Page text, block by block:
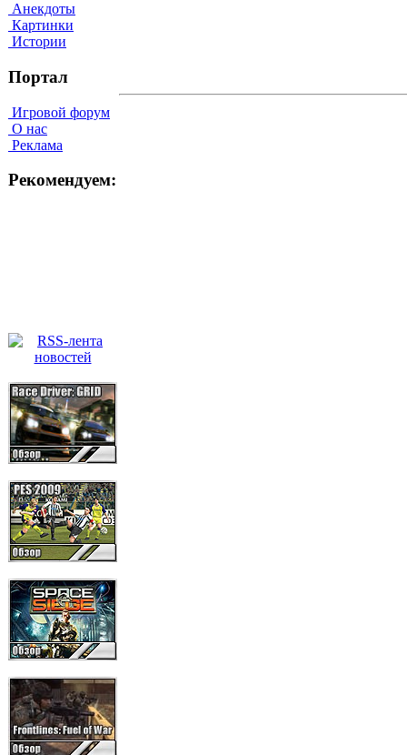
Анекдоты
Картинки
Истории
Портал
Игровой форум
О нас
Реклама
Рекомендуем: